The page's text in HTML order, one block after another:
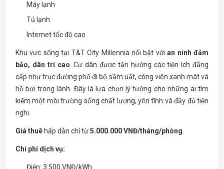
Máy lạnh
Tủ lạnh
Internet tốc độ cao
Khu vực sống tại T&T City Millennia nổi bật vớian ninh đảm
bảo, dân trí cao. Cư dân được tận hưởng các tiện ích đẳng
cấp như trục đường phố đi bộ sầm uất, công viên xanh mát và
hồ bơi trong lành. Đây là lựa chọn lý tưởng cho những ai tìm
kiếm một môi trường sống chất lượng, yên tĩnh và đầy đủ tiện
nghi.
Giá thuê hấp dẫn chỉ từ5.000.000 VNĐ/tháng/phòng.
Chi phí dịch vụ:
Điện: 3.500 VNĐ/kWh